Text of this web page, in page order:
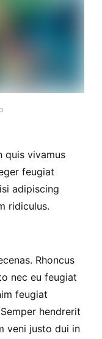
quis vivamus
feugiat
adipiscing
ridiculus.
Rhoncus
nec eu feugiat
feugiat
hendrerit
veni justo dui in